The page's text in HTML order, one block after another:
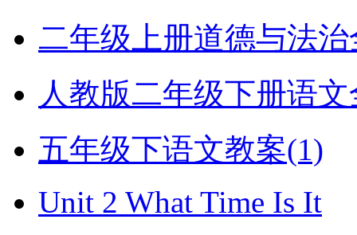
二年级上册道德与法
人教版二年级下册语
五年级下语文教案(1)
Unit 2 What Time Is It